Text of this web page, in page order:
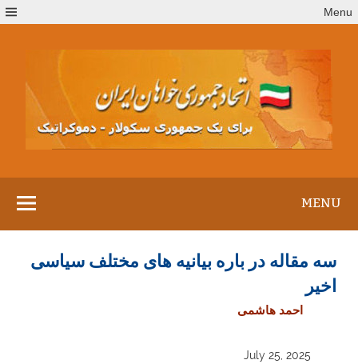
to
Menu
MENU
سه مقاله در باره بیانیه های مختلف سیاسی
اخیر
احمد هاشمی
July 25, 2025